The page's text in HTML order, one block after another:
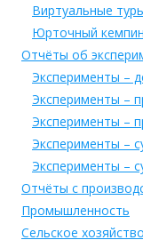
Виртуальные
Юрточный
Отчёты об
Эксперименты –
Эксперименты –
Эксперименты –
Эксперименты –
Эксперименты –
Отчёты с
Промышленность
Сельское хозяйство